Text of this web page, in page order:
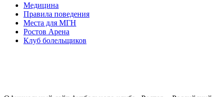
Медицина
Правила поведения
Места для МГН
Ростов Арена
Клуб болельщиков